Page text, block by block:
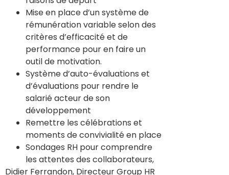
Mise en place d’un système de
rémunération variable selon des
critères d’efficacité et de
performance pour en faire un
outil de motivation.
Système d’auto-évaluations et
d’évaluations pour rendre le
salarié acteur de son
développement
Remettre les célébrations et
moments de convivialité en place
Sondages RH pour comprendre
les attentes des collaborateurs,
Didier Ferrandon, Directeur Group HR